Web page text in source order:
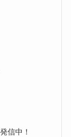
信中！